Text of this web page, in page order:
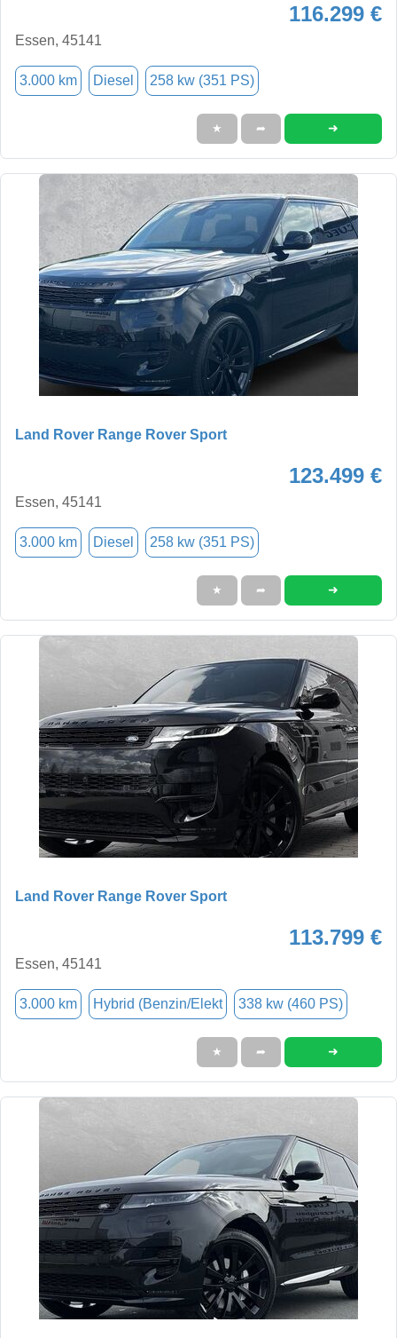
116.299 €
Essen, 45141
3.000 km Diesel 258 kw (351 PS)
★ ➦ ➜
Land Rover Range Rover Sport
123.499 €
Essen, 45141
3.000 km Diesel 258 kw (351 PS)
★ ➦ ➜
Land Rover Range Rover Sport
113.799 €
Essen, 45141
3.000 km Hybrid (Benzin/Elekt 338 kw (460 PS)
★ ➦ ➜